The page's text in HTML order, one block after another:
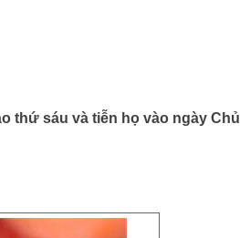
thứ sáu và tiễn họ vào ngày Chủ